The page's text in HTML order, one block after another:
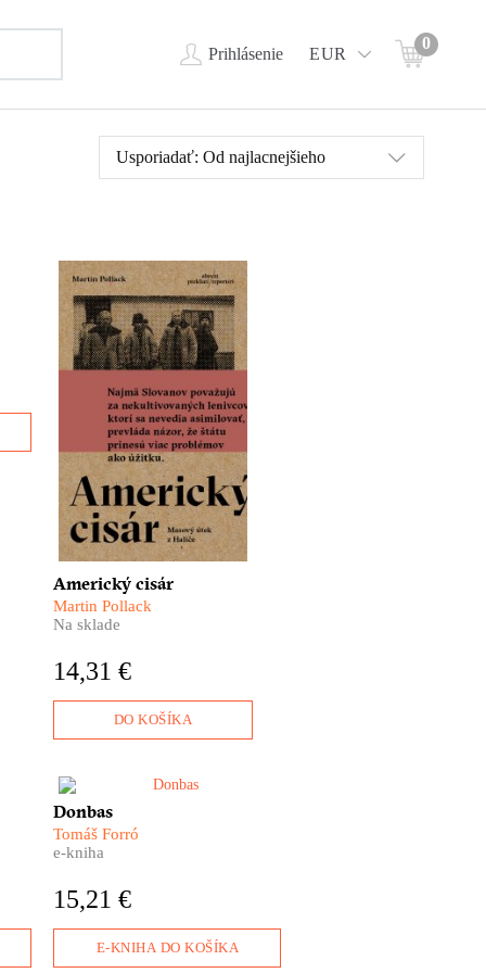
Prihlásenie EUR
0
Usporiadať: Od najlacnejšieho
v
Utečenecká kríza nie je
slovným spojením, ktoré sa
týka výhradne dnešných
dní. Aj naši predkovia z
východu rakúsko-uhorskej
monarchie boli na sklonku
devätnásteho storočia
súčasťou exodu
obrovských rozmerov.
Americký cisár
Martin Pollack
Na sklade
14,31 €
DO KOŠÍKA
Tomáš Forró dokázal to, čo sa
žiadnemu inému novinárovi
nepodarilo: získal si dôveru
zákopov aj do bytov, kde s
kde mu rozprávali svoje osudy.
Donbas
Tomáš Forró
e-kniha
15,21 €
E-KNIHA DO KOŠÍKA